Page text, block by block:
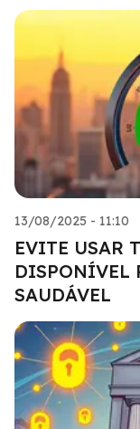
13/08/2025 - 11:10
EVITE USAR
DISPONÍVEL
SAUDÁVEL